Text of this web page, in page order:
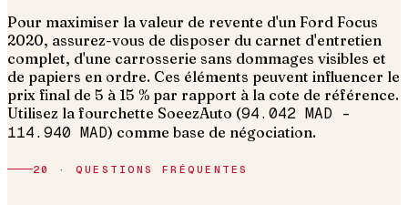
Pour maximiser la valeur de revente d'un Ford Focus
2020, assurez-vous de disposer du carnet d'entretien
complet, d'une carrosserie sans dommages visibles et
de papiers en ordre. Ces éléments peuvent influencer le
prix final de 5 à 15 % par rapport à la cote de référence.
Utilisez la fourchette SoeezAuto (94.042 MAD –
114.940 MAD) comme base de négociation.
20 · QUESTIONS FRÉQUENTES